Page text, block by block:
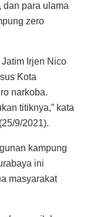
dan para ulama
zero
Irjen Nico
Kota
narkoba.
titiknya,” kata
9/2021).
kampung
ini
masyarakat